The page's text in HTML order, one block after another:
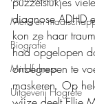
Mens en
Biografie
Mindfulness
Uitgeverij Hogrefe
diagnose ADHD
kon ze haar
had opgelopen
onbegrepen te
maskeren. Op